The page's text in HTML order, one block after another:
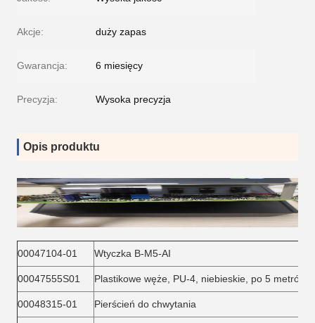
Akcje: duży zapas
Gwarancja: 6 miesięcy
Precyzja: Wysoka precyzja
Opis produktu
00047104-01 Wtyczka B-M5-AI
00047555S01 Plastikowe węże, PU-4, niebieskie, po 5 metrów.
00048315-01 Pierścień do chwytania